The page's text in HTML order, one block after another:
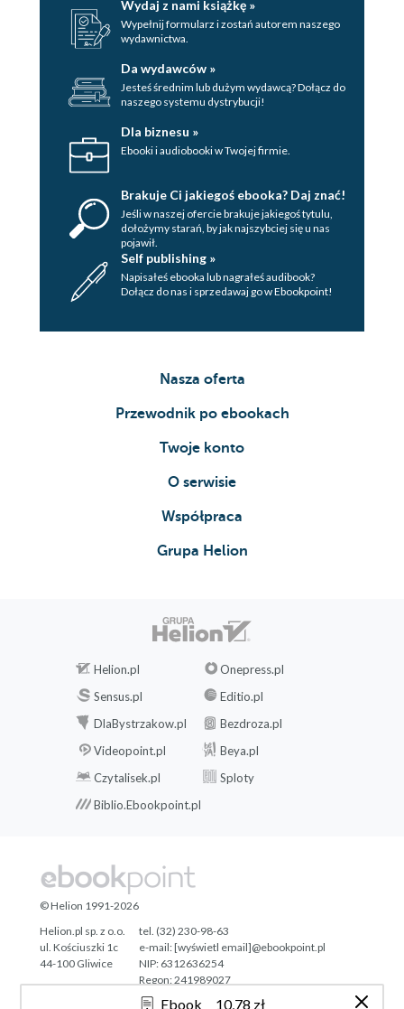
Ebook 10,78 zł
Wydaj z nami książkę »
Wypełnij formularz i zostań autorem naszego
wydawnictwa.
Da wydawców »
Jesteś średnim lub dużym wydawcą? Dołącz do
naszego systemu dystrybucji!
Dla biznesu »
Ebooki i audiobooki w Twojej firmie.
Brakuje Ci jakiegoś ebooka? Daj znać!
Jeśli w naszej ofercie brakuje jakiegoś tytulu,
dołożymy starań, by jak najszybciej się u nas
pojawił.
Self publishing »
Napisałeś ebooka lub nagrałeś audibook?
Dołącz do nas i sprzedawaj go w Ebookpoint!
Nasza oferta
Przewodnik po ebookach
Twoje konto
O serwisie
Współpraca
Grupa Helion
Helion.pl
Onepress.pl
Sensus.pl
Editio.pl
DlaBystrzakow.pl
Bezdroza.pl
Videopoint.pl
Beya.pl
Czytalisek.pl
Sploty
Biblio.Ebookpoint.pl
Tonik.pl
© Helion 1991-2026
Helion.pl sp. z o.o.
ul. Kościuszki 1c
44-100 Gliwice
tel. (32) 230-98-63
e-mail:[wyświetl email]@ebookpoint.pl
NIP: 6312636254
Regon: 241989027